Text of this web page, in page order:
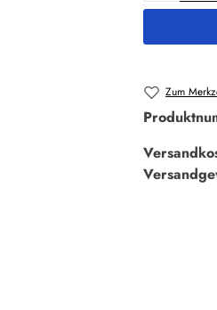
Zum